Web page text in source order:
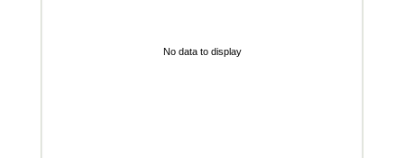
No data to display